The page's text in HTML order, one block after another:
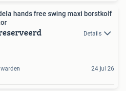
hands free swing maxi borstkolf
Details
24 jul 26